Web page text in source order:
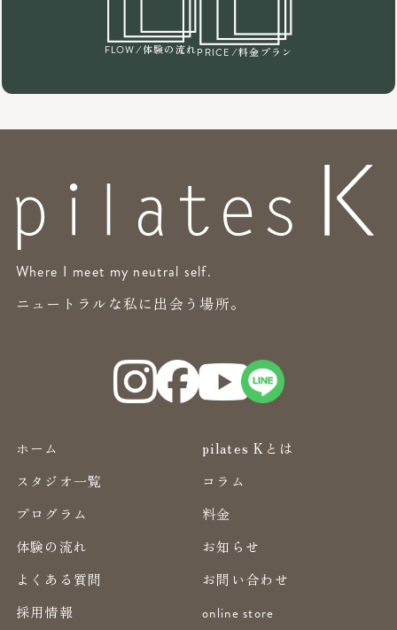
FLOW /体験の流れPRICE /料金プラン
Where I meet my neutral self.
ニュートラルな私に出会う場所。
ホーム
pilates Kとは
スタジオ一覧
コラム
プログラム
料金
体験の流れ
お知らせ
よくある質問
お問い合わせ
採用情報
online store